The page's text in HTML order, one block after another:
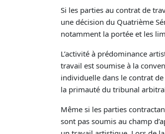
Si les parties au contrat de
une décision du Quatrième
notamment la portée et les
L’activité à prédominance
travail est soumise à la
individuelle dans le contrat de
la primauté du tribunal
Même si les parties
sont pas soumis au champ